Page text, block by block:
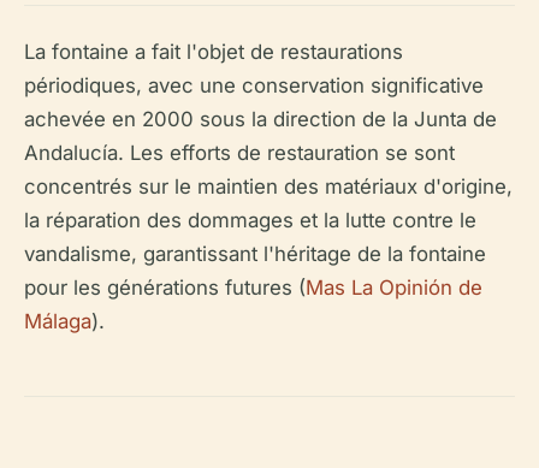
La fontaine a fait l'objet de restaurations
périodiques, avec une conservation significative
achevée en 2000 sous la direction de la Junta de
Andalucía. Les efforts de restauration se sont
concentrés sur le maintien des matériaux d'origine,
la réparation des dommages et la lutte contre le
vandalisme, garantissant l'héritage de la fontaine
pour les générations futures (Mas La Opinión de
Málaga).